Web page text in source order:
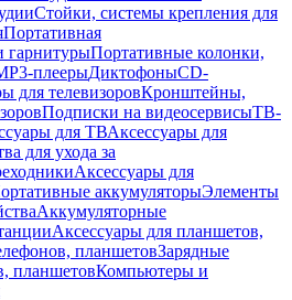
Стойки, системы крепления для
Портативная
Портативные колонки,
плеерыДиктофоныCD-
для телевизоровКронштейны,
Подписки на видеосервисыТВ-
для ТВАксессуары для
для ухода за
Аксессуары для
аккумуляторыЭлементы
Аккумуляторные
Аксессуары для планшетов,
планшетовЗарядные
планшетовКомпьютеры и